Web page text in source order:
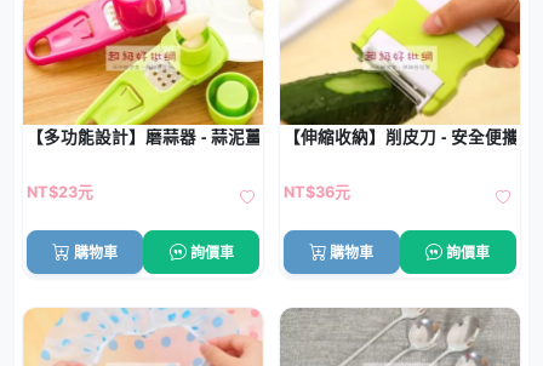
【多功能設計】磨蒜器 - 蒜泥薑蓉研磨器
NT$23元
購物車 詢價車
【伸縮收納】削皮刀 - 安全便攜削
NT$36元
購物車 詢價車